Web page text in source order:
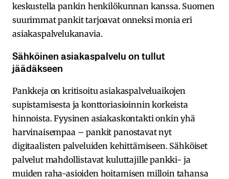
keskustella pankin henkilökunnan kanssa. Suomen
suurimmat pankit tarjoavat onneksi monia eri
asiakaspalvelukanavia.
Sähköinen asiakaspalvelu on tullut
jäädäkseen
Pankkeja on kritisoitu asiakaspalveluaikojen
supistamisesta ja konttoriasioinnin korkeista
hinnoista. Fyysinen asiakaskontakti onkin yhä
harvinaisempaa – pankit panostavat nyt
digitaalisten palveluiden kehittämiseen. Sähköiset
palvelut mahdollistavat kuluttajille pankki- ja
muiden raha-asioiden hoitamisen milloin tahansa